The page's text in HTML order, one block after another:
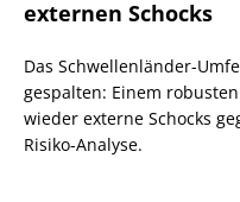
externen Schocks
Das Schwellenländer-
gespalten: Einem
wieder externe Schocks
Risiko-Analyse.